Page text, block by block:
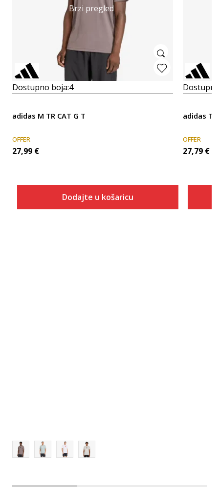
Brzi pregled
Dostupno boja:4
adidas M TR CAT G T
OFFER
27,99 €
Dodajte u košaricu
adidas
OFFER
27,79 €